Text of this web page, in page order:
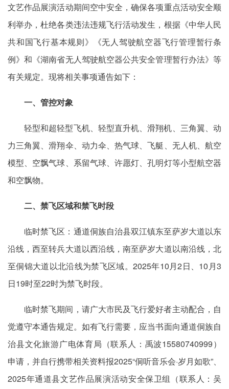
文艺作品展演活动期间空中安全，确保各项重点活动安全顺
利举办，杜绝各类违法违规飞行活动发生，根据《中华人民
共和国飞行基本规则》《无人驾驶航空器飞行管理暂行条
例》和《湖南省无人驾驶航空器公共安全管理暂行办法》等
有关规定。现将相关事项通告如下：
一、管控对象
轻型和超轻型飞机、轻型直升机、滑翔机、三角翼、动
力三角翼、滑翔伞、动力伞、热气球、飞艇、无人机、航空
模型、空飘气球、系留气球、许愿灯、孔明灯等小型航空器
和空飘物。
二、禁飞区域和禁飞时段
临时禁飞区：通道侗族自治县双江镇东至萨岁大道以东
沿线，西至转兵大道以西沿线，南至萨岁大道以南沿线，北
至侗锦大道以北沿线为禁飞区域。2025年10月2日、10月3
日19时至22时为禁飞时段。
临时禁飞期间，请广大市民及飞行爱好者主动配合，自
觉遵守本通告规定。如有飞行需要，应当书面向通道侗族自
治县文化旅游广电体育局（联系人：禹波15580740999）
申请，并自行携带相关资料报2025“侗听音乐会·岁月如歌”、
2025年通道县文艺作品展演活动安全保卫组（联系人：吴